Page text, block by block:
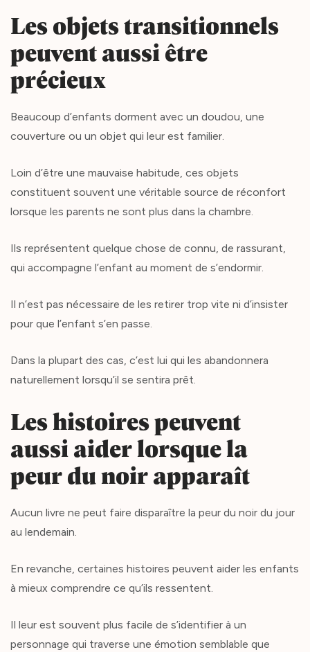
Les objets transitionnels
peuvent aussi être
précieux
Beaucoup d’enfants dorment avec un doudou, une
couverture ou un objet qui leur est familier.
Loin d’être une mauvaise habitude, ces objets
constituent souvent une véritable source de réconfort
lorsque les parents ne sont plus dans la chambre.
Ils représentent quelque chose de connu, de rassurant,
qui accompagne l’enfant au moment de s’endormir.
Il n’est pas nécessaire de les retirer trop vite ni d’insister
pour que l’enfant s’en passe.
Dans la plupart des cas, c’est lui qui les abandonnera
naturellement lorsqu’il se sentira prêt.
Les histoires peuvent
aussi aider lorsque la
peur du noir apparaît
Aucun livre ne peut faire disparaître la peur du noir du jour
au lendemain.
En revanche, certaines histoires peuvent aider les enfants
à mieux comprendre ce qu’ils ressentent.
Il leur est souvent plus facile de s’identifier à un
personnage qui traverse une émotion semblable que